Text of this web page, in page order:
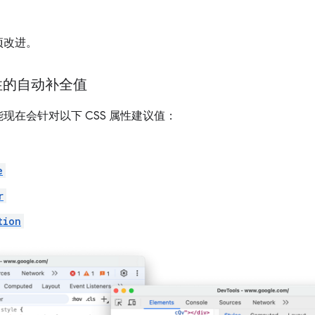
进。
自动补全值
在会针对以下 CSS 属性建议值：